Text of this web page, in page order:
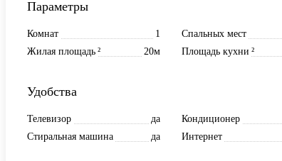
Параметры
Комнат 1 Спальных мест
Жилая площадь
20м
² Площадь кухни ²
Удобства
Телевизор да Кондиционер
Стиральная машина
да Интернет